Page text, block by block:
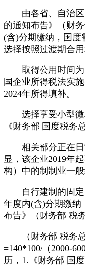
由各省、自治区、
的通知布告》（财
(含)分期缴纳，国度
选择按照过渡期合
取得公用时间为
国企业所得税法实
2024年所得填补。
选择享受小型微利
《财务部 国度税务
相关部分正在日常
显，该企业2019年
构）中的制制业一般
自行建制的固定资
年度内(含)分期缴纳
布告》（财务部 税
（财务部 税务总
=140*100/（2000-
历，1.《财务部 国